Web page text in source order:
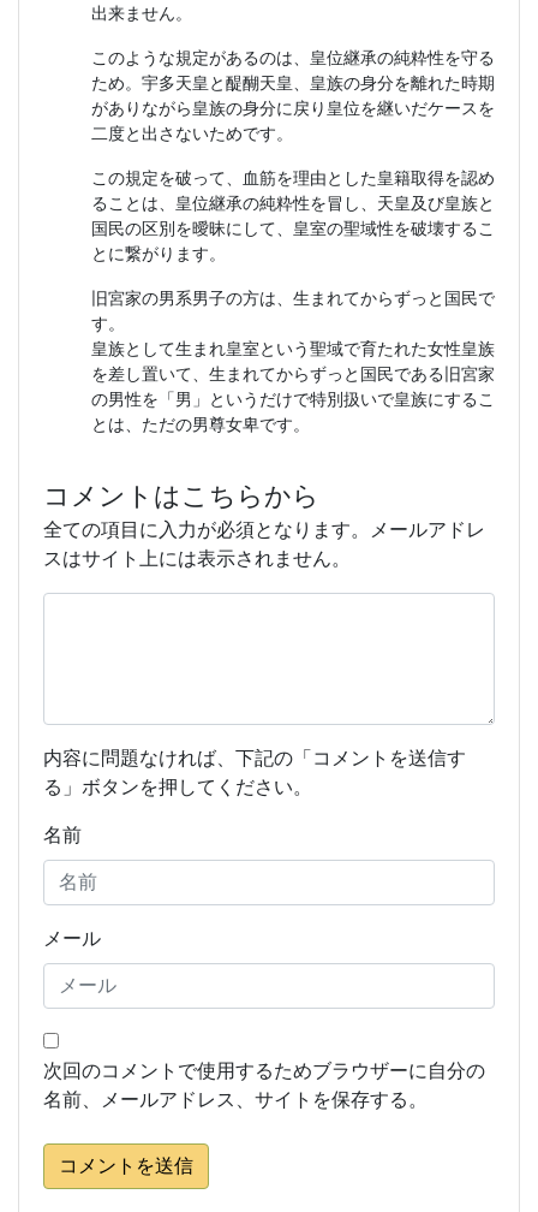
出来ません。
このような規定があるのは、皇位継承の純粋性を守る
ため。宇多天皇と醍醐天皇、皇族の身分を離れた時期
がありながら皇族の身分に戻り皇位を継いだケースを
二度と出さないためです。
この規定を破って、血筋を理由とした皇籍取得を認め
ることは、皇位継承の純粋性を冒し、天皇及び皇族と
国民の区別を曖昧にして、皇室の聖域性を破壊するこ
とに繋がります。
旧宮家の男系男子の方は、生まれてからずっと国民で
す。
皇族として生まれ皇室という聖域で育たれた女性皇族
を差し置いて、生まれてからずっと国民である旧宮家
の男性を「男」というだけで特別扱いで皇族にするこ
とは、ただの男尊女卑です。
コメントはこちらから
全ての項目に入力が必須となります。メールアドレ
スはサイト上には表示されません。
内容に問題なければ、下記の「コメントを送信す
る」ボタンを押してください。
名前
メール
次回のコメントで使用するためブラウザーに自分の
名前、メールアドレス、サイトを保存する。
コメントを送信